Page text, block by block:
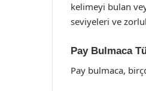
kelimeyi bulan
seviyeleri ve
Pay Bulmaca
Pay bulmaca,